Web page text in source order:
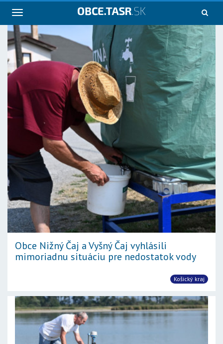
Navigácia
Obce Nižný Čaj a Vyšný Čaj vyhlásili
mimoriadnu situáciu pre nedostatok vody
Košický kraj